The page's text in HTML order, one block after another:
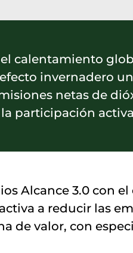
calentamiento
invernadero
netas de
participación
Alcance 3.0 con
a reducir las
de valor, con